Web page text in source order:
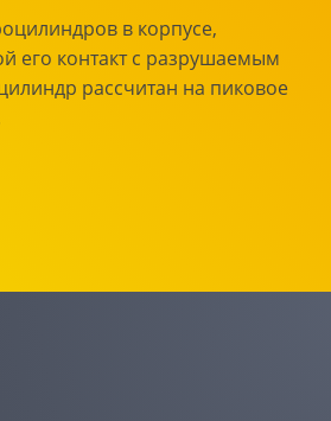
в корпусе,
его контакт с разрушаемым
рассчитан на пиковое